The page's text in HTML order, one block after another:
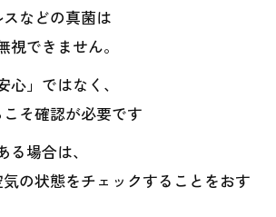
などの真菌は
できません。
心」ではなく、
そ確認が必要です
場合は、
の状態をチェックすることをおす